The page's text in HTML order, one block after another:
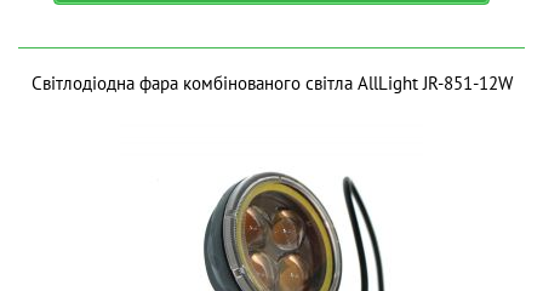
Світлодіодна фара комбінованого світла AllLight JR-851-12W